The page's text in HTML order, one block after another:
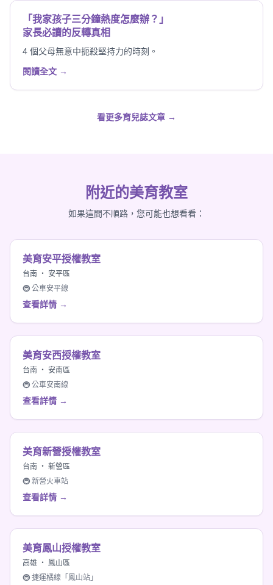
「我家孩子三分鐘熱度怎麼辦？」
家長必讀的反轉真相
4 個父母無意中扼殺堅持力的時刻。
閱讀全文 →
看更多育兒誌文章 →
附近的美育教室
如果這間不順路，您可能也想看看：
美育安平授權教室
台南 ・ 安平區
🚇 公車安平線
查看詳情 →
美育安西授權教室
台南 ・ 安南區
🚇 公車安南線
查看詳情 →
美育新營授權教室
台南 ・ 新營區
🚇 新營火車站
查看詳情 →
美育鳳山授權教室
高雄 ・ 鳳山區
🚇 捷運橘線「鳳山站」